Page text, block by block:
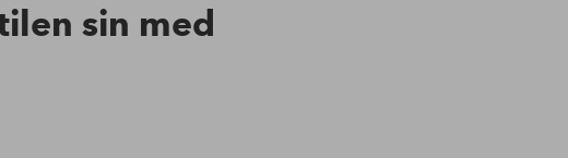
sin med